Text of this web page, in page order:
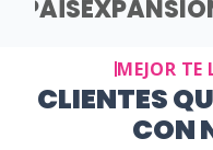
PAÍS
MEJOR TE
CLIENTES
CON